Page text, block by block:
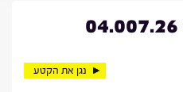
נגן את הקטע